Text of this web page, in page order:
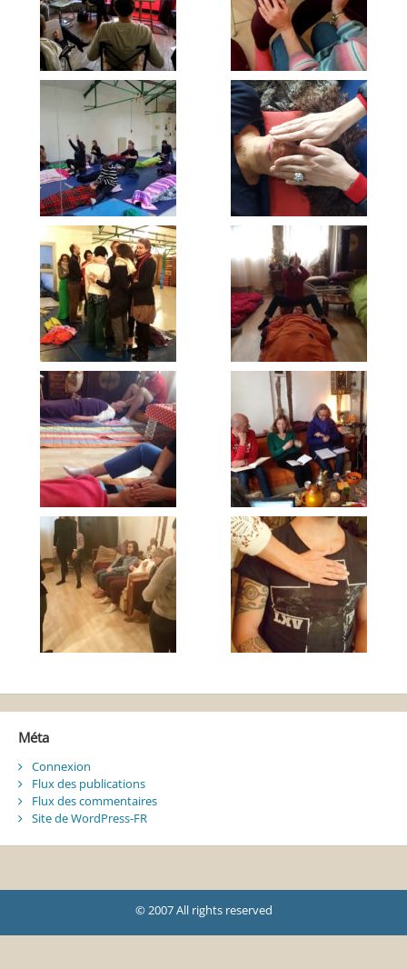
Méta
Connexion
Flux des publications
Flux des commentaires
Site de WordPress-FR
© 2007 All rights reserved